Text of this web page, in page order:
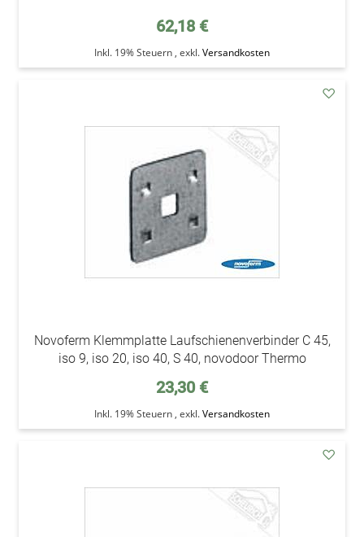
62,18 €
Inkl. 19% Steuern , exkl.Versandkosten
Novoferm Klemmplatte Laufschienenverbinder C 45,
iso 9, iso 20, iso 40, S 40, novodoor Thermo
23,30 €
Inkl. 19% Steuern , exkl.Versandkosten